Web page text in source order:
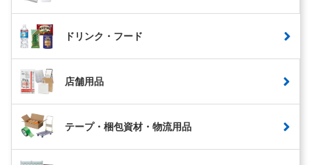
ドリンク・フード
店舗用品
テープ・梱包資材・物流用品